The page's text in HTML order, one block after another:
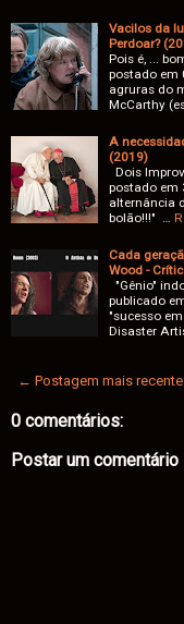
Vacilos da
Perdoar?
Pois é, ...
postado em
agruras do
McCarthy
A
(2019)
Dois
postado em
alternância
bolão!!!" …
Cada
Wood -
"Gênio"
publicado
"sucesso
Disaster
← Postagem mais recente
0 comentários:
Postar um comentário